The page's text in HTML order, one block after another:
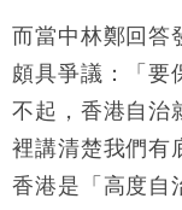
而當中林鄭回答
頗具爭議：「要
不起，香港自治
裡講清楚我們有
香港是「高度自